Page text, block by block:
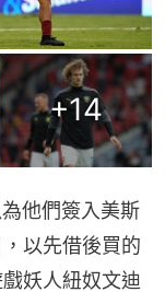
+14
他們簽入美斯
以先借後買的
妖人紐奴文迪